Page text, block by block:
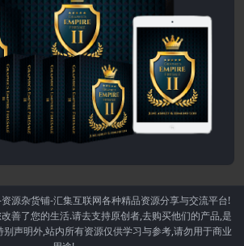
源杂货铺-汇集互联网各种精品资源分享与交流平台!
善了您的生活.请去支持原创者,去购买他们的产品,是
声明外,站内所有资源仅供学习与参考,请勿用于商业